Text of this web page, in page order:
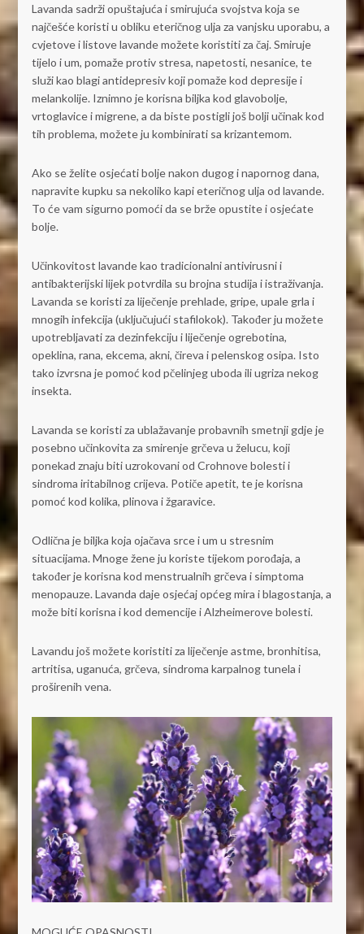
Lavanda sadrži opuštajuća i smirujuća svojstva koja se
najčešće koristi u obliku eteričnog ulja za vanjsku uporabu, a
cvjetove i listove lavande možete koristiti za čaj. Smiruje
tijelo i um, pomaže protiv stresa, napetosti, nesanice, te
služi kao blagi antidepresiv koji pomaže kod depresije i
melankolije. Iznimno je korisna biljka kod glavobolje,
vrtoglavice i migrene, a da biste postigli još bolji učinak kod
tih problema, možete ju kombinirati sa krizantemom.
Ako se želite osjećati bolje nakon dugog i napornog dana,
napravite kupku sa nekoliko kapi eteričnog ulja od lavande.
To će vam sigurno pomoći da se brže opustite i osjećate
bolje.
Učinkovitost lavande kao tradicionalni antivirusni i
antibakterijski lijek potvrdila su brojna studija i istraživanja.
Lavanda se koristi za liječenje prehlade, gripe, upale grla i
mnogih infekcija (uključujući stafilokok). Također ju možete
upotrebljavati za dezinfekciju i liječenje ogrebotina,
opeklina, rana, ekcema, akni, čireva i pelenskog osipa. Isto
tako izvrsna je pomoć kod pčelinjeg uboda ili ugriza nekog
insekta.
Lavanda se koristi za ublažavanje probavnih smetnji gdje je
posebno učinkovita za smirenje grčeva u želucu, koji
ponekad znaju biti uzrokovani od Crohnove bolesti i
sindroma iritabilnog crijeva. Potiče apetit, te je korisna
pomoć kod kolika, plinova i žgaravice.
Odlična je biljka koja ojačava srce i um u stresnim
situacijama. Mnoge žene ju koriste tijekom porođaja, a
također je korisna kod menstrualnih grčeva i simptoma
menopauze. Lavanda daje osjećaj općeg mira i blagostanja, a
može biti korisna i kod demencije i Alzheimerove bolesti.
Lavandu još možete koristiti za liječenje astme, bronhitisa,
artritisa, uganuća, grčeva, sindroma karpalnog tunela i
proširenih vena.